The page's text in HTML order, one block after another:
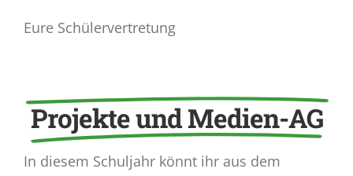
Eure Schülervertretung
Projekte und Medien-AG
In diesem Schuljahr könnt ihr aus dem